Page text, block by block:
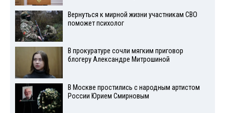
Вернуться к мирной жизни участникам СВО
поможет психолог
В прокуратуре сочли мягким приговор
блогеру Александре Митрошиной
В Москве простились с народным артистом
России Юрием Смирновым